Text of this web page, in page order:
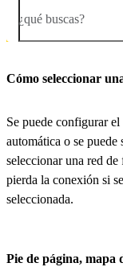
¿qué buscas?
Cómo seleccionar
Se puede configurar
automática o se puede
seleccionar una red
pierda la conexión si
seleccionada.
Pie de página, mapa